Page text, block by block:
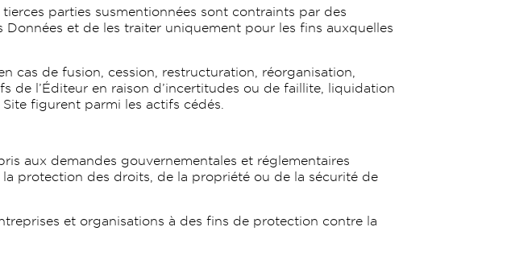
parties susmentionnées sont contraints par des
et de les traiter uniquement pour les fins auxquelles
cas de fusion, cession, restructuration, réorganisation,
de l’Éditeur en raison d’incertitudes ou de faillite, liquidation
figurent parmi les actifs cédés.
aux demandes gouvernementales et réglementaires
protection des droits, de la propriété ou de la sécurité de
et organisations à des fins de protection contre la